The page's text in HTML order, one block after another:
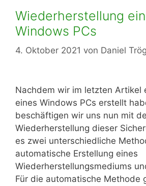
Wiederherstellung
Windows PCs
4. Oktober 2021 von Daniel
Nachdem wir im letzten Artikel
eines Windows PCs erstellt
beschäftigen wir uns nun mit
Wiederherstellung dieser
es zwei unterschiedliche
automatische Erstellung eines
Wiederherstellungsmediums
Für die automatische Methode